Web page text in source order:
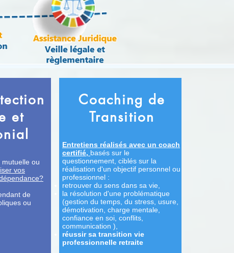
et
ou
vos
de
ou
Coaching de
Transition
Entretiens réalisés avec un coach
certifié, basés sur le
questionnement, ciblés sur la
réalisation d'un objectif personnel ou
professionnel :
retrouver du sens dans sa vie,
la résolution d'une problématique
(gestion du temps, du stress, usure,
démotivation, charge mentale,
confiance en soi, conflits,
communication ),
réussir sa transition vie
professionnelle retraite